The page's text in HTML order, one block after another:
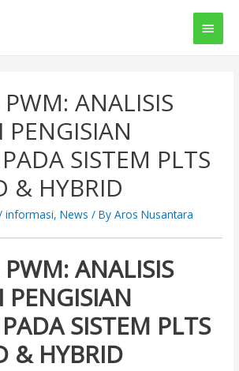
Main
ANALISIS
PENGISIAN
SISTEM PLTS
& HYBRID
informasi,News / ByAros Nusantara
ANALISIS
PENGISIAN
SISTEM PLTS
& HYBRID